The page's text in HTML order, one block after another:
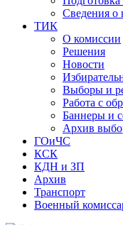
Сведения о
ТИК
О комиссии
Решения
Новости
Выборы и
Работа с
Баннеры и
Архив
ГОиЧС
КСК
КДН и ЗП
Архив
Транспорт
Военный